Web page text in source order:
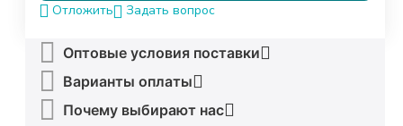
Отложить
Задать вопрос
Оптовые условия поставки
Варианты оплаты
Почему выбирают нас